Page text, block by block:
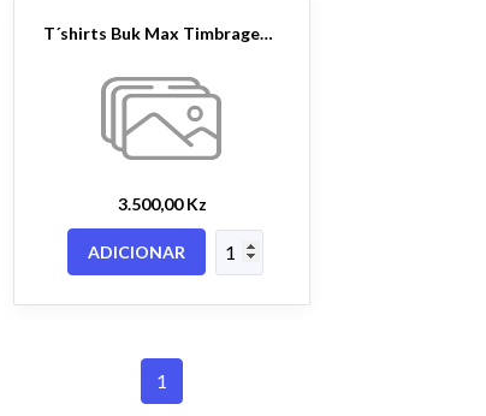
T´shirts Buk Max Timbragem sublimática
3.500,00 Kz
ADICIONAR
1